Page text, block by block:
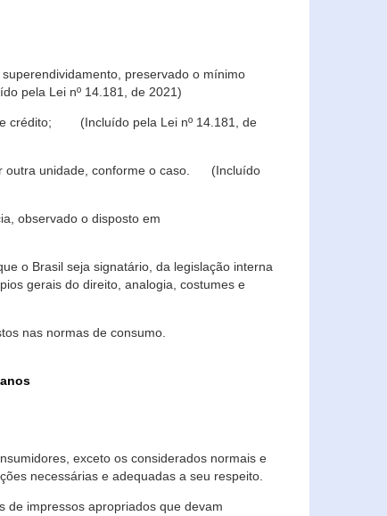
preservado o mínimo
pela Lei nº 14.181, de 2021)
de crédito; (Incluído pela Lei nº 14.181, de
outra unidade, conforme o caso. (Incluído
observado o disposto em
o Brasil seja signatário, da legislação interna
gerais do direito, analogia, costumes e
nas normas de consumo.
exceto os considerados normais e
necessárias e adequadas a seu respeito.
de impressos apropriados que devam